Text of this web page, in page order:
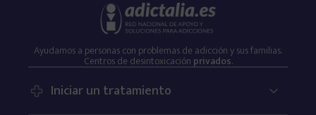
Ayudamos a personas con problemas de adicción y sus familias.
Centros de desintoxicación privados.
Iniciar un tratamiento